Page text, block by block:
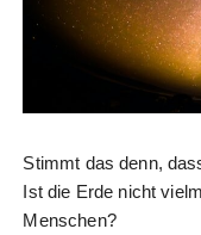
Stimmt das denn,
Ist die Erde nicht
Menschen?